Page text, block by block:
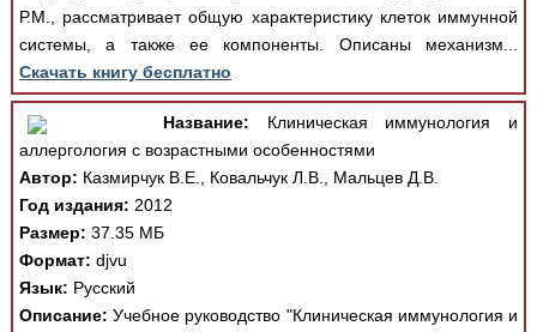
Р.М., рассматривает общую характеристику клеток иммунной
системы, а также ее компоненты. Описаны механизм...
Скачать книгу бесплатно
Название: Клиническая иммунология и
аллергология с возрастными особенностями
Автор: Казмирчук В.Е., Ковальчук Л.В., Мальцев Д.В.
Год издания: 2012
Размер: 37.35 МБ
Формат: djvu
Язык: Русский
Описание: Учебное руководство "Клиническая иммунология и